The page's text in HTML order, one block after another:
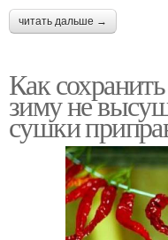
читать дальше →
Как
зиму не
сушки